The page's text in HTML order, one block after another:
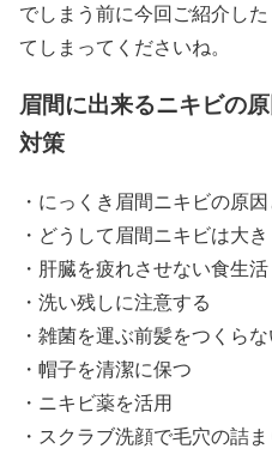
でしまう前に今回ご紹介し
てしまってくださいね。
眉間に出来るニキビの
対策
・にっくき眉間ニキビの原因
・どうして眉間ニキビは大
・肝臓を疲れさせない食生活
・洗い残しに注意する
・雑菌を運ぶ前髪をつくら
・帽子を清潔に保つ
・ニキビ薬を活用
・スクラブ洗顔で毛穴の詰